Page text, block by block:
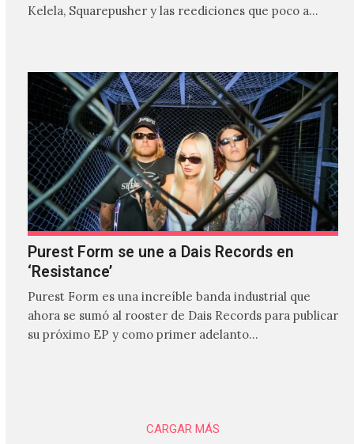
Kelela, Squarepusher y las reediciones que poco a…
Purest Form se une a Dais Records en
‘Resistance’
Purest Form es una increíble banda industrial que
ahora se sumó al rooster de Dais Records para publicar
su próximo EP y como primer adelanto…
CARGAR MÁS